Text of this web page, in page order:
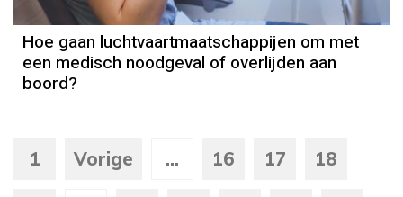
Hoe gaan luchtvaartmaatschappijen om met
een medisch noodgeval of overlijden aan
boord?
1 Vorige ... 16 17 18